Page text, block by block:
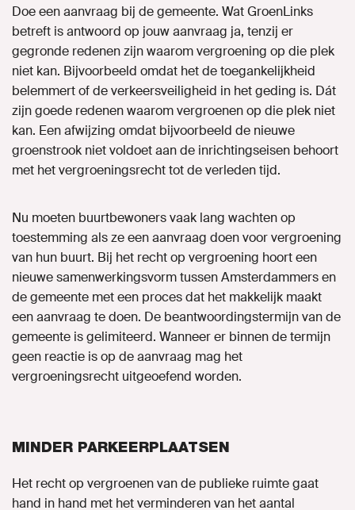
Doe een aanvraag bij de gemeente. Wat GroenLinks
betreft is antwoord op jouw aanvraag ja, tenzij er
gegronde redenen zijn waarom vergroening op die plek
niet kan. Bijvoorbeeld omdat het de toegankelijkheid
belemmert of de verkeersveiligheid in het geding is. Dát
zijn goede redenen waarom vergroenen op die plek niet
kan. Een afwijzing omdat bijvoorbeeld de nieuwe
groenstrook niet voldoet aan de inrichtingseisen behoort
met het vergroeningsrecht tot de verleden tijd.
Nu moeten buurtbewoners vaak lang wachten op
toestemming als ze een aanvraag doen voor vergroening
van hun buurt. Bij het recht op vergroening hoort een
nieuwe samenwerkingsvorm tussen Amsterdammers en
de gemeente met een proces dat het makkelijk maakt
een aanvraag te doen. De beantwoordingstermijn van de
gemeente is gelimiteerd. Wanneer er binnen de termijn
geen reactie is op de aanvraag mag het
vergroeningsrecht uitgeoefend worden.
MINDER PARKEERPLAATSEN
Het recht op vergroenen van de publieke ruimte gaat
hand in hand met het verminderen van het aantal